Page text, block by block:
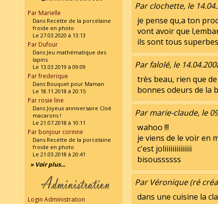
Par Marielle
Dans Recette de la porcelaine
froide en photo
Le 27.03.2020 à 13:13
Par Dufour
Dans Jeu mathématique des
lapins
Le 13.03.2019 à 09:09
Par frederique
Dans Bouquet pour Maman
Le 18.11.2018 à 20:15
Par rosie line
Dans Joyeux anniversaire Cloé
macarons !
Le 21.07.2018 à 10:11
Par bonjour corinne
Dans Recette de la porcelaine
froide en photo
Le 21.03.2018 à 20:41
» Voir plus...
Login Administration
Par clochette, le
je pense qu,a ton
vont avoir que
ils sont tous superbes
Par falolé, le
très beau, rien que
bonnes odeurs de la
Par marie-claude, le
wahoo !!!
je viens de le voir en
c'est joliiiiiiiiiiiiii
bisoussssss
Par Véronique (ré
dans une cuisine la